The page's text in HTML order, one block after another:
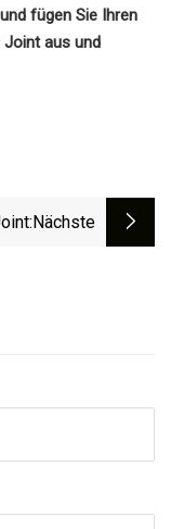
fügen Sie Ihren
Joint aus und
:nächste